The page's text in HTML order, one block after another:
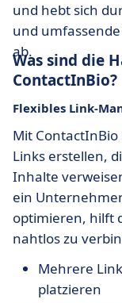
und hebt sich
und
ab.
Was sind die
ContactInBio?
Flexibles Link-
Mit
Links erstellen,
Inhalte
ein
optimieren, hilft
nahtlos zu
Mehrere
platzieren